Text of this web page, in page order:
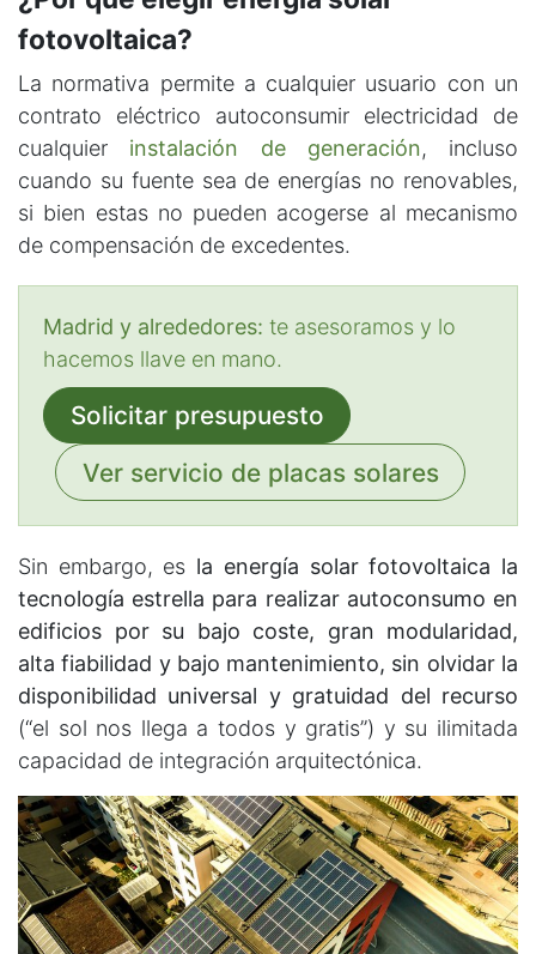
fotovoltaica?
La normativa permite a cualquier usuario con un
contrato eléctrico autoconsumir electricidad de
cualquier instalación de generación, incluso
cuando su fuente sea de energías no renovables,
si bien estas no pueden acogerse al mecanismo
de compensación de excedentes.
Madrid y alrededores: te asesoramos y lo
hacemos llave en mano.
Solicitar presupuesto
Ver servicio de placas solares
Sin embargo, es la energía solar fotovoltaica la
tecnología estrella para realizar autoconsumo en
edificios por su bajo coste, gran modularidad,
alta fiabilidad y bajo mantenimiento, sin olvidar la
disponibilidad universal y gratuidad del recurso
(“el sol nos llega a todos y gratis”) y su ilimitada
capacidad de integración arquitectónica.